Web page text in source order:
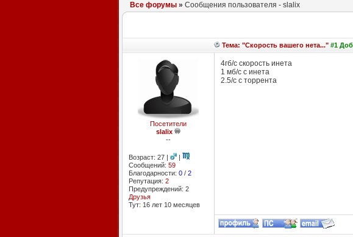
Все форумы» Сообщения пользователя - slalix
Тема: "Скорость вашего нета..."#1
Посетители
slalix
--
Возраст: 27 |
|
Сообщений: 59
Благодарности: 0/ 2
Репутация: 2
Предупреждений: 2
Друзья
Тут: 16 лет 10 месяцев
4гб/c скорость инета
1 мб/с с инета
2.5/с с торрента